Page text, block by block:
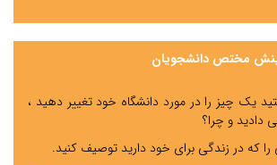
مختص دانشجویان
یک چیز را در مورد دانشگاه خود تغییر دهید ،
دادید و چرا؟
که در زندگی برای خود دارید توصیف کنید.